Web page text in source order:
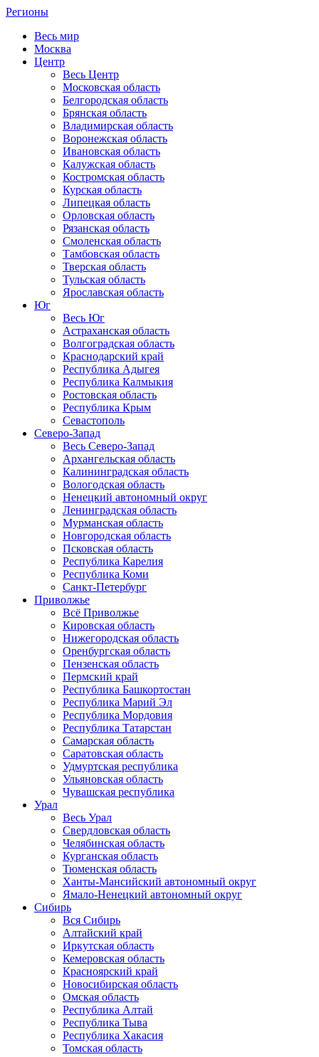
Регионы
Весь мир
Москва
Центр
Весь Центр
Московская область
Белгородская область
Брянская область
Владимирская область
Воронежская область
Ивановская область
Калужская область
Костромская область
Курская область
Липецкая область
Орловская область
Рязанская область
Смоленская область
Тамбовская область
Тверская область
Тульская область
Ярославская область
Юг
Весь Юг
Астраханская область
Волгоградская область
Краснодарский край
Республика Адыгея
Республика Калмыкия
Ростовская область
Республика Крым
Севастополь
Северо-Запад
Весь Северо-Запад
Архангельская область
Калининградская область
Вологодская область
Ненецкий автономный округ
Ленинградская область
Мурманская область
Новгородская область
Псковская область
Республика Карелия
Республика Коми
Санкт-Петербург
Приволжье
Всё Приволжье
Кировская область
Нижегородская область
Оренбургская область
Пензенская область
Пермский край
Республика Башкортостан
Республика Марий Эл
Республика Мордовия
Республика Татарстан
Самарская область
Саратовская область
Удмуртская республика
Ульяновская область
Чувашская республика
Урал
Весь Урал
Свердловская область
Челябинская область
Курганская область
Тюменская область
Ханты-Мансийский автономный округ
Ямало-Ненецкий автономный округ
Сибирь
Вся Сибирь
Алтайский край
Иркутская область
Кемеровская область
Красноярский край
Новосибирская область
Омская область
Республика Алтай
Республика Тыва
Республика Хакасия
Томская область